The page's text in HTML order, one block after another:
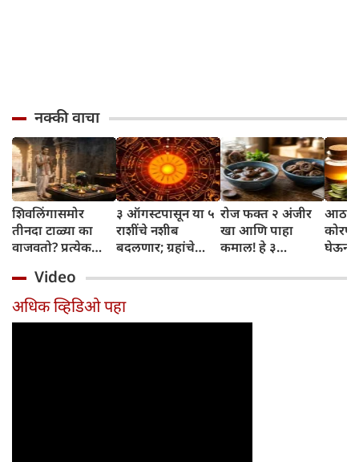
नक्की वाचा
शिवलिंगासमोर
तीनदा टाळ्या का
वाजवतो? प्रत्येक
जाणून घ्या
३ ऑगस्टपासून या ५
राशींचे नशीब
बदलणार; ग्रहांचे
संपतील आणि शुभ
दिवसांची सुरुवात
होईल
रोज फक्त २ अंजीर
खा आणि पाहा
कमाल! हे ३
तुम्हाला ठाऊक
घेऊन
Video
अधिक व्हिडिओ पहा